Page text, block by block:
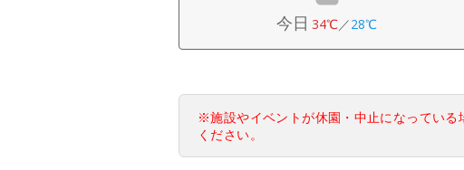
今日 34℃／28℃
※施設やイベントが休園・中止になってい
ください。